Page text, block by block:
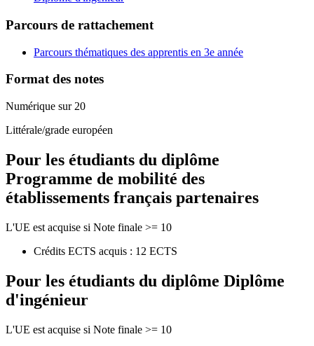
Parcours de rattachement
Parcours thématiques des apprentis en 3e année
Format des notes
Numérique sur 20
Littérale/grade européen
Pour les étudiants du diplôme
Programme de mobilité des
établissements français partenaires
L'UE est acquise si Note finale >= 10
Crédits ECTS acquis : 12 ECTS
Pour les étudiants du diplôme Diplôme
d'ingénieur
L'UE est acquise si Note finale >= 10